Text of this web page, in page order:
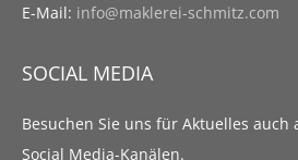
E-Mail: info@maklerei-schmitz.com
SOCIAL MEDIA
Besuchen Sie uns für Aktuelles auch
Social Media-Kanälen.